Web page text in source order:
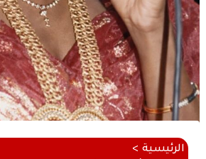
الرئيسية